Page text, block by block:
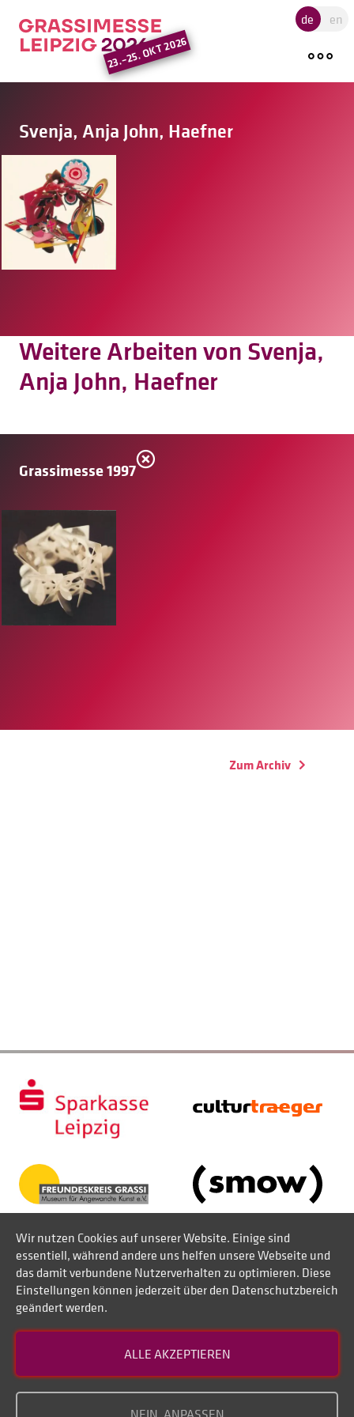
Hauptregion der Seite
23.–25. OKT 2026
de en
Svenja, Anja John, Haefner
Weitere Arbeiten von Svenja,
Anja John, Haefner
Grassimesse 1997
Zum Archiv
Impressum
Wir nutzen Cookies auf unserer Website. Einige sind
essentiell, während andere uns helfen unsere Webseite und
das damit verbundene Nutzerverhalten zu optimieren. Diese
Einstellungen können jederzeit über den Datenschutzbereich
geändert werden.
ALLE AKZEPTIEREN